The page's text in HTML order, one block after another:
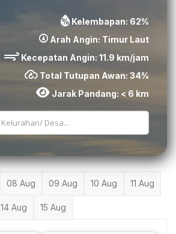
Kelembapan: 62%
Arah Angin: Timur Laut
Kecepatan Angin: 11.9 km/jam
Total Tutupan Awan: 34%
Jarak Pandang: < 6 km
08 Aug 09 Aug 10 Aug 11 Aug
14 Aug 15 Aug